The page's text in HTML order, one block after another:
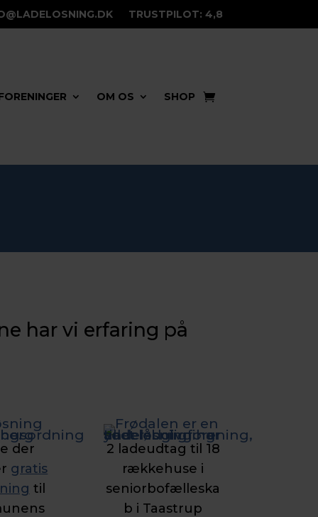
TRUSTPILOT: 4,8
OM OS SHOP
har vi erfaring på
der
gratis
til
2 ladeudtag til 18
rækkehuse i
seniorbofælleska
b i Taastrup